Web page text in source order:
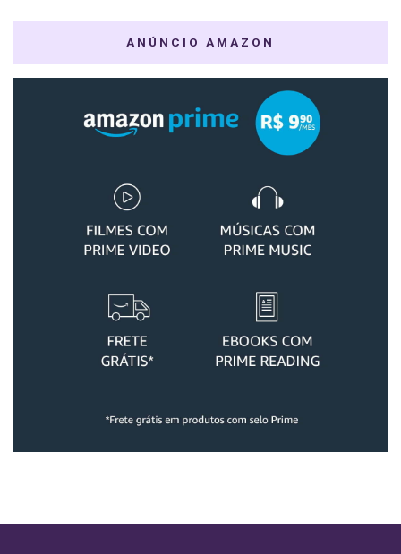
ANÚNCIO AMAZON